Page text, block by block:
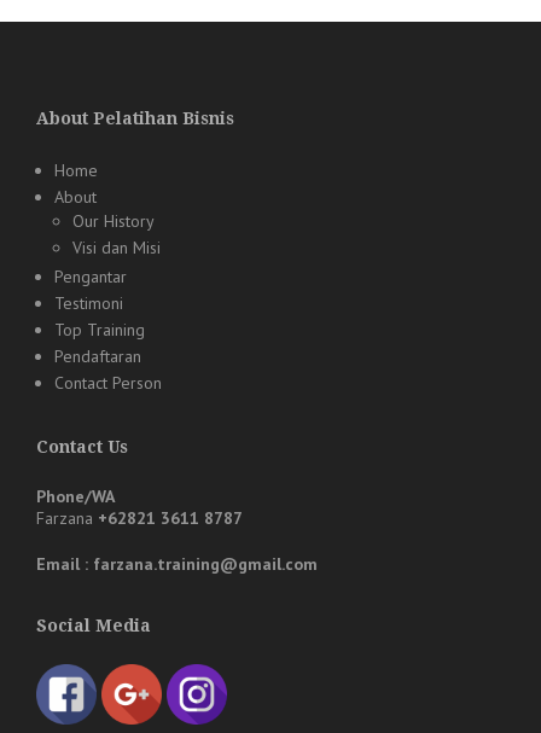
About Pelatihan Bisnis
Home
About
Our History
Visi dan Misi
Pengantar
Testimoni
Top Training
Pendaftaran
Contact Person
Contact Us
Phone/WA
Farzana +62821 3611 8787
Email : farzana.training@gmail.com
Social Media